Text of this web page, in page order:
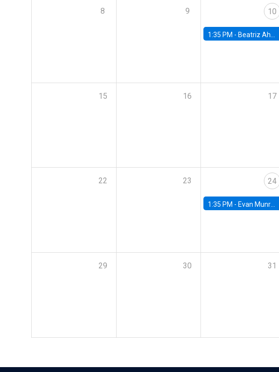
8 9 10
1:35 PM - Beatriz Ahumada, PhD candidate, Universidad de Pittsburgh
15 16 17
22 23 24
1:35 PM - Evan Munro, Neyman Visiting Assistant Professor in the Department of Statistics at UC Berkeley
29 30 31